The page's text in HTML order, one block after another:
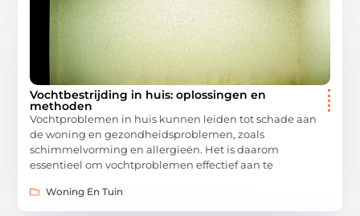
Vochtbestrijding in huis: oplossingen en
methoden
Vochtproblemen in huis kunnen leiden tot schade aan
de woning en gezondheidsproblemen, zoals
schimmelvorming en allergieën. Het is daarom
essentieel om vochtproblemen effectief aan te
Woning En Tuin